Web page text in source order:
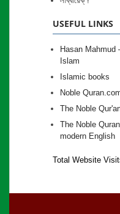
USEFUL LINKS
Hasan Mahmud
Islam
Islamic books
Noble
The Noble
modern English
Total Website